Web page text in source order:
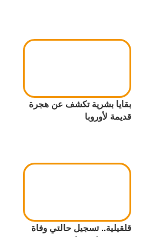
بقايا بشرية تكشف عن هجرة
قديمة لأوروبا
قلقيلية.. تسجيل حالتي وفاة